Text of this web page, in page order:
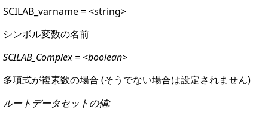
SCILAB_varname = <string>
シンボル変数の名前
SCILAB_Complex = <boolean>
多項式が複素数の場合 (そうでない場合は設定されません)
ルートデータセットの値: